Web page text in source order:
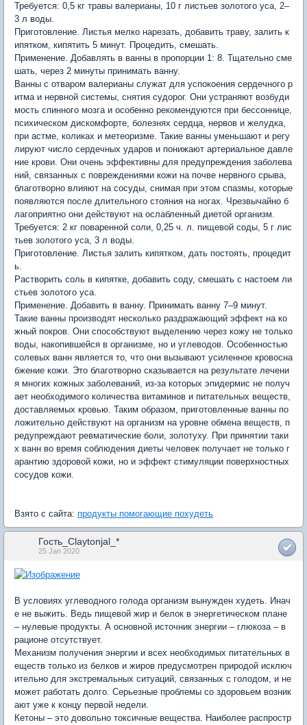
Требуется: 0,5 кг травы валерианы, 10 г листьев золотого уса, 2–
3 л воды.
Приготовление. Листья мелко нарезать, добавить траву, залить к
ипятком, кипятить 5 минут. Процедить, смешать.
Применение. Добавлять в ванны в пропорции 1: 8. Тщательно сме
шать, через 2 минуты принимать ванну.
Ванны с отваром валерианы служат для успокоения сердечного р
итма и нервной системы, снятия судорог. Они устраняют возбуди
мость спинного мозга и особенно рекомендуются при бессоннице,
психическом дискомфорте, болезнях сердца, нервов и желудка,
при астме, коликах и метеоризме. Такие ванны уменьшают и регу
лируют число сердечных ударов и понижают артериальное давле
ние крови. Они очень эффективны для предупреждения заболева
ний, связанных с повреждениями кожи на почве нервного срыва,
благотворно влияют на сосуды, снимая при этом спазмы, которые
появляются после длительного стояния на ногах. Чрезвычайно б
лагоприятно они действуют на ослабленный диетой организм.
Требуется: 2 кг поваренной соли, 0,25 ч. л. пищевой соды, 5 г лис
тьев золотого уса, 3 л воды.
Приготовление. Листья залить кипятком, дать постоять, процедит
ь.
Растворить соль в кипятке, добавить соду, смешать с настоем ли
стьев золотого уса.
Применение. Добавить в ванну. Принимать ванну 7–9 минут.
Такие ванны производят несколько раздражающий эффект на ко
жный покров. Они способствуют выделению через кожу не только
воды, накопившейся в организме, но и углеводов. Особенностью
солевых ванн является то, что они вызывают усиленное кровосна
бжение кожи. Это благотворно сказывается на результате лечени
я многих кожных заболеваний, из-за которых эпидермис не получ
ает необходимого количества витаминов и питательных веществ,
доставляемых кровью. Таким образом, приготовленные ванны по
ложительно действуют на организм на уровне обмена веществ, п
редупреждают ревматические боли, золотуху. При принятии таки
х ванн во время соблюдения диеты человек получает не только г
арантию здоровой кожи, но и эффект стимуляции поверхностных
сосудов кожи.
Взято с сайта: продукты помогающие похудеть
Гость_Claytonjal_*
25 Jan 2020
В условиях углеводного голода организм вынужден худеть. Инач
е не выжить. Ведь пищевой жир и белок в энергетическом плане
– нулевые продукты. А основной источник энергии – глюкоза – в
рационе отсутствует.
Механизм получения энергии и всех необходимых питательных в
еществ только из белков и жиров предусмотрен природой исключ
ительно для экстремальных ситуаций, связанных с голодом, и не
может работать долго. Серьезные проблемы со здоровьем возник
ают уже к концу первой недели.
Кетоны – это довольно токсичные вещества. Наиболее распростр